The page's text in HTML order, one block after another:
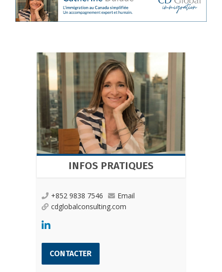
INFOS PRATIQUES
+852 9838 7546
Email
cdglobalconsulting.com
CONTACTER